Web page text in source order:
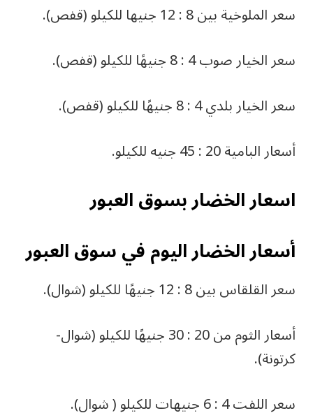
سعر الملوخية بين 8 : 12 جنيها للكيلو (قفص).
سعر الخيار صوب 4 : 8 جنيهًا للكيلو (قفص).
سعر الخيار بلدي 4 : 8 جنيهًا للكيلو (قفص).
أسعار البامية 20 : 45 جنيه للكيلو.
اسعار الخضار بسوق العبور
أسعار الخضار اليوم في سوق العبور
سعر القلقاس بين 8 : 12 جنيهًا للكيلو (شوال).
أسعار الثوم من 20 : 30 جنيهًا للكيلو (شوال-
كرتونة).
سعر اللفت 4 : 6 جنيهات للكيلو ( شوال).